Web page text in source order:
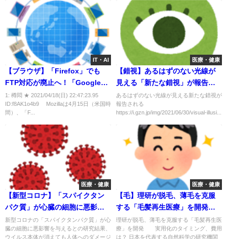
IT・AI
【ブラウザ】「Firefox」でも
FTP対応が廃止へ！「Google
Chrome」「Microsoft Edge」
に続いて・・
1: 樽悶 ★ 2021/04/18(日) 22:47:23.95
ID:f8AK1o4b9 Mozillaは4月15日（米国時
間）、「F...
医療・健康
【錯視】あるはずのない光線が
見える「新たな錯視」が報告さ
れる
あるはずのない光線が見える新たな錯視が
報告される
https://i.gzn.jp/img/2021/06/30/visual-illusi...
医療・健康
【新型コロナ】「スパイクタン
パク質」が心臓の細胞に悪影響
を与える！～ウイルス本体が消
えても人体へのダメージが続く
新型コロナの「スパイクタンパク質」が心
臓の細胞に悪影響を与えるとの研究結果、
ウイルス本体が消えても人体へのダメージ
医療・健康
【毛】理研が脱毛、薄毛を克服
する「毛髪再生医療」を開発！
～実用化のタイミング、費用
は？～
理研が脱毛、薄毛を克服する「毛髪再生医
療」を開発 実用化のタイミング、費用
は？ 日本を代表する自然科学の研究機関